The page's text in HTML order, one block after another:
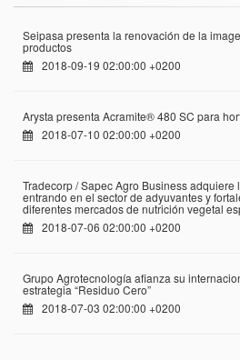
Seipasa presenta la renovación de la
productos
2018-09-19 02:00:00 +0200
Arysta presenta Acramite® 480 SC para
2018-07-10 02:00:00 +0200
Tradecorp / Sapec Agro Business adquiere
entrando en el sector de adyuvantes y
diferentes mercados de nutrición vegetal
2018-07-06 02:00:00 +0200
Grupo Agrotecnología afianza su
estrategia “Residuo Cero”
2018-07-03 02:00:00 +0200